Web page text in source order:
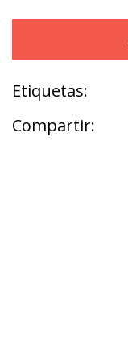
Etiquetas:
Compartir: